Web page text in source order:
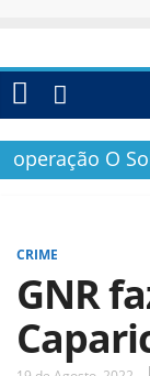
operação O
CRIME
GNR